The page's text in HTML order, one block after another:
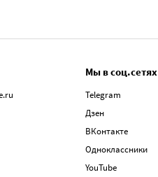
Мы в соц.сетях
Telegram
Дзен
ВКонтакте
Одноклассники
YouTube